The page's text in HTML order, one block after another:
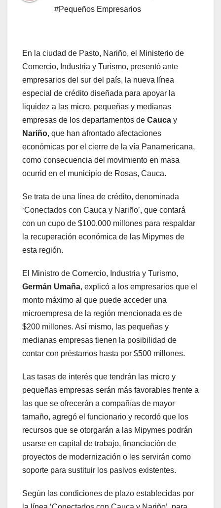
#Pequeños Empresarios
En la ciudad de Pasto, Nariño, el Ministerio de
Comercio, Industria y Turismo, presentó ante
empresarios del sur del país, la nueva línea
especial de crédito diseñada para apoyar la
liquidez a las micro, pequeñas y medianas
empresas de los departamentos de Cauca y
Nariño, que han afrontado afectaciones
económicas por el cierre de la vía Panamericana,
como consecuencia del movimiento en masa
ocurrid en el municipio de Rosas, Cauca.
Se trata de una línea de crédito, denominada
‘Conectados con Cauca y Nariño’, que contará
con un cupo de $100.000 millones para respaldar
la recuperación económica de las Mipymes de
esta región.
El Ministro de Comercio, Industria y Turismo,
Germán Umaña, explicó a los empresarios que el
monto máximo al que puede acceder una
microempresa de la región mencionada es de
$200 millones. Así mismo, las pequeñas y
medianas empresas tienen la posibilidad de
contar con préstamos hasta por $500 millones.
Las tasas de interés que tendrán las micro y
pequeñas empresas serán más favorables frente a
las que se ofrecerán a compañías de mayor
tamaño, agregó el funcionario y recordó que los
recursos que se otorgarán a las Mipymes podrán
usarse en capital de trabajo, financiación de
proyectos de modernización o les servirán como
soporte para sustituir los pasivos existentes.
Según las condiciones de plazo establecidas por